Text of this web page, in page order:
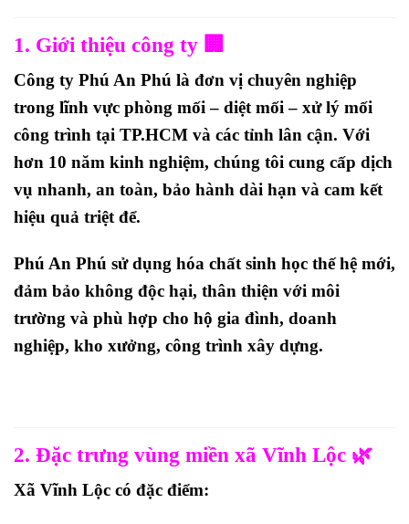
1. Giới thiệu công ty 🏢
Công ty Phú An Phú là đơn vị chuyên nghiệp
trong lĩnh vực phòng mối – diệt mối – xử lý mối
công trình tại TP.HCM và các tỉnh lân cận. Với
hơn 10 năm kinh nghiệm, chúng tôi cung cấp dịch
vụ nhanh, an toàn, bảo hành dài hạn và cam kết
hiệu quả triệt để.
Phú An Phú sử dụng hóa chất sinh học thế hệ mới,
đảm bảo không độc hại, thân thiện với môi
trường và phù hợp cho hộ gia đình, doanh
nghiệp, kho xưởng, công trình xây dựng.
2. Đặc trưng vùng miền xã Vĩnh Lộc 🌿
Xã Vĩnh Lộc có đặc điểm: